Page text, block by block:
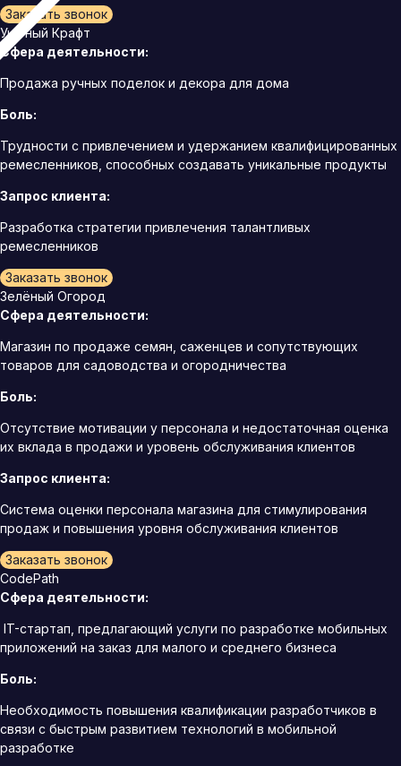
Заказать звонок
Уютный Крафт
Сфера деятельности:
Продажа ручных поделок и декора для дома
Боль:
Трудности с привлечением и удержанием квалифицированных
ремесленников, способных создавать уникальные продукты
Запрос клиента:
Разработка стратегии привлечения талантливых
ремесленников
Заказать звонок
Зелёный Огород
Сфера деятельности:
Магазин по продаже семян, саженцев и сопутствующих
товаров для садоводства и огородничества
Боль:
Отсутствие мотивации у персонала и недостаточная оценка
их вклада в продажи и уровень обслуживания клиентов
Запрос клиента:
Система оценки персонала магазина для стимулирования
продаж и повышения уровня обслуживания клиентов
Заказать звонок
CodePath
Сфера деятельности:
IT-стартап, предлагающий услуги по разработке мобильных
приложений на заказ для малого и среднего бизнеса
Боль:
Необходимость повышения квалификации разработчиков в
связи с быстрым развитием технологий в мобильной
разработке